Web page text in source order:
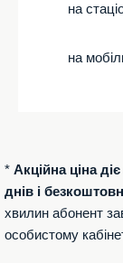
на
на
* Акційна ціна
днів і
хвилин абонент
особистому